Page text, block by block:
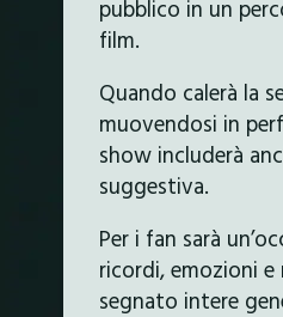
pubblico in un
film.
Quando calerà la
muovendosi in
show includerà
suggestiva.
Per i fan sarà
ricordi, emozioni
segnato intere